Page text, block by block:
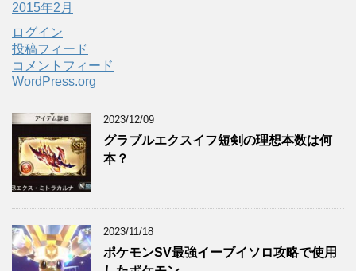
2015年2月
ログイン
投稿フィード
コメントフィード
WordPress.org
2023/12/09
グラブルエクスイフ短剣の理想本数は何
本？
2023/11/18
ポケモンSV最強イーブイソロ攻略で使用